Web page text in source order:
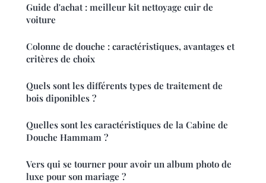
Guide d'achat : meilleur kit nettoyage cuir de
voiture
Colonne de douche : caractéristiques, avantages et
critères de choix
Quels sont les différents types de traitement de
bois diponibles ?
Quelles sont les caractéristiques de la Cabine de
Douche Hammam ?
Vers qui se tourner pour avoir un album photo de
luxe pour son mariage ?